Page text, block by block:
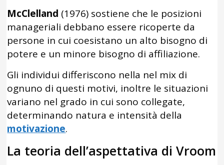
McClelland (1976) sostiene che le posizioni
manageriali debbano essere ricoperte da
persone in cui coesistano un alto bisogno di
potere e un minore bisogno di affiliazione.
Gli individui differiscono nella nel mix di
ognuno di questi motivi, inoltre le situazioni
variano nel grado in cui sono collegate,
determinando natura e intensità della
motivazione.
La teoria dell’aspettativa di Vroom